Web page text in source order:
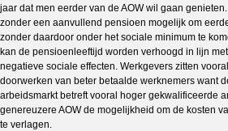
jaar dat men eerder van de AOW wil gaan
zonder een aanvullend pensioen mogelijk om
zonder daardoor onder het sociale minimum te
kan de pensioenleeftijd worden verhoogd in lijn
negatieve sociale effecten. Werkgevers zitten
doorwerken van beter betaalde werknemers want
arbeidsmarkt betreft vooral hoger gekwalificeerde
genereuzere AOW de mogelijkheid om de kosten
te verlagen.